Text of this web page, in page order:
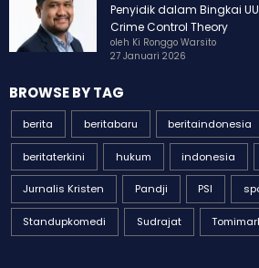
Penyidik dalam Bingkai
Crime Control Theory
oleh Ki Ronggo Warsito
27 Januari 2026
BROWSE BY TAG
berita beritabaru beritaindonesia
beritaterkini hukum indonesia
Jurnalis Kristen Pandji PSI
Standupkomedi Sudrajat